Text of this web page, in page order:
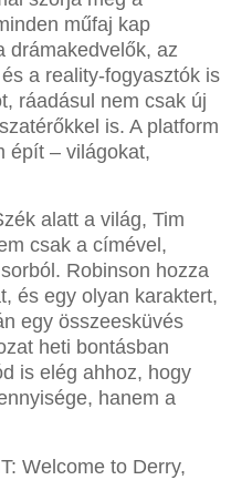
műfaj kap
drámakedvelők, az
a reality-fogyasztók is
ráadásul nem csak új
is. A platform
épít – világokat,
alatt a világ, Tim
csak a címével,
Robinson hozza
és egy olyan karaktert,
egy összeesküvés
heti bontásban
is elég ahhoz, hogy
hanem a
Welcome to Derry,